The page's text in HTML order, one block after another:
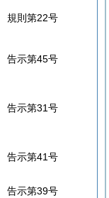
規則第22号
告示第45号
告示第31号
告示第41号
告示第39号